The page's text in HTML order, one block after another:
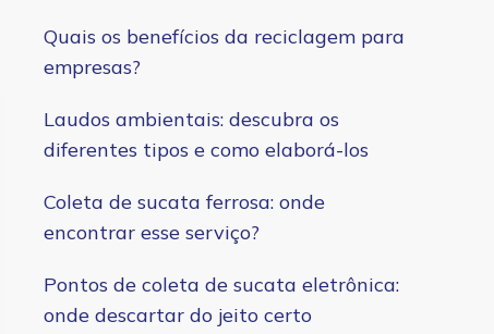
Quais os benefícios da reciclagem para
empresas?
Laudos ambientais: descubra os
diferentes tipos e como elaborá-los
Coleta de sucata ferrosa: onde
encontrar esse serviço?
Pontos de coleta de sucata eletrônica:
onde descartar do jeito certo